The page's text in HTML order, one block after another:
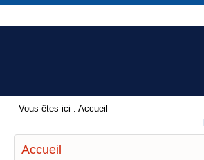
Vous êtes ici : Accueil
Accueil